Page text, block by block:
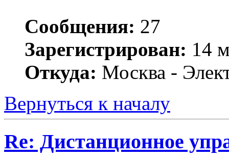
Сообщения: 27
Зарегистрирован: 14
Откуда: Москва -
Вернуться к началу
Re: Дистанционное